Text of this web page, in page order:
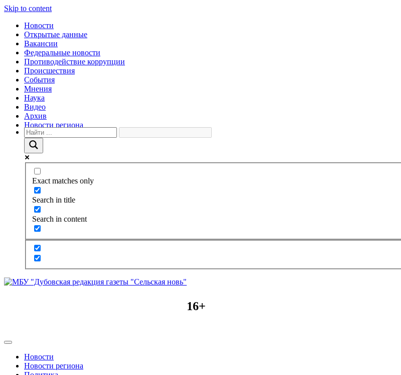
Skip to content
Новости
Открытые данные
Вакансии
Федеральные новости
Противодействие коррупции
Происшествия
События
Мнения
Наука
Видео
Архив
Новости региона
Exact matches only
Search in title
Search in content
16+
Новости
Новости региона